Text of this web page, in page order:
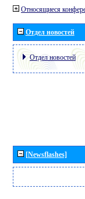
Относящиеся
Отдел новостей
Отдел новостей
[Newsflashes]